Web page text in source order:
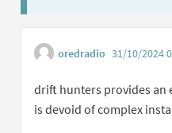
oredradio 31/10/2024
drift hunters provides an
is devoid of complex